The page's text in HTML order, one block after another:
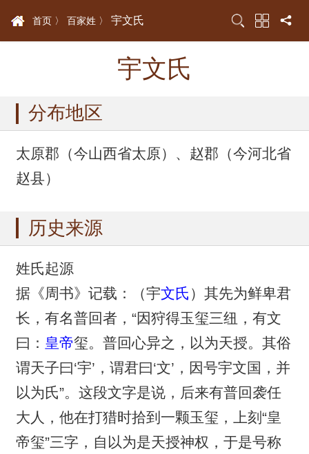
首页 〉 百家姓 〉 宇文氏
宇文氏
分布地区
太原郡（今山西省太原）、赵郡（今河北省
赵县）
历史来源
姓氏起源
据《周书》记载：（宇文氏 ）其先为鲜卑君
长，有名普回者，“因狩得玉玺三纽，有文
曰： 皇帝玺。普回心异之，以为天授。其俗
谓天子曰‘宇’，谓君曰‘文’，因号宇文国，并
以为氏”。这段文字是说，后来有普回袭任
大人，他在打猎时拾到一颗玉玺，上刻“皇
帝玺”三字，自以为是天授神权，于是号称